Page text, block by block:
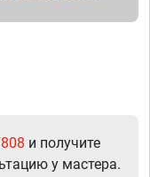
и получите
у мастера.